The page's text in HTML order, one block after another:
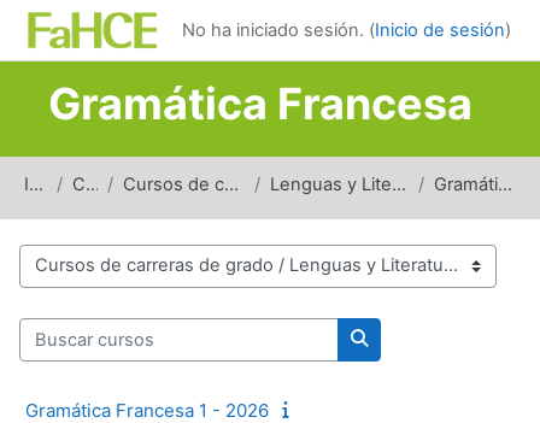
Salta al contenido principal
No ha iniciado sesión. (Inicio de sesión)
Gramática Francesa
Inicio Cursos Cursos de carreras de grado Lenguas y Literaturas Modernas Gramática Francesa
Categorías del curso
Buscar cursos
Buscar cursos
Gramática Francesa 1 - 2026